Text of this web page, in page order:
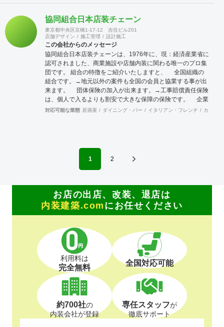
協同組合日本店装チェーン
東京都中央区京橋1-17-12 吉住ビル201
店舗デザイン
施工管理 設計施工
この会社からのメッセージ
協同組合日本店装チェーンは、1976年に、現：経済産業省に
認可されました、商業施設や店舗内装に関わる唯一のプロ集
団です。 組合の特徴をご紹介いたしますと、 全国組織の
組合です。→地元以外の案件も全国の会員と協業する事が出
来ます。 団体保険の加入が出来ます。→工事賠償責任保険
は、個人で入るよりも割安で大きな保障の保険です。 企業
訪問活動（クリニック）→会員企業を訪問し、その強みや仕
ちな建設業界に於いて、勝ち残るためには、会員同士の情報
交換を行いながら、組織的に活動を行う事が重要です。 ネッ
見交換することでより強固な絆を築きあげて行きます。 当組
合は、全国組織の利点を生かしてますます活発に活動して行
きます。ご賛同頂ける、同業者様のご加入をお待ちして居り
ます。
対応可能な業態 居酒屋 ダイニング・バー イタリアン・フレンチ カフェ
1 2
お店の出店、改装、退店は
内装建築.com にお任せください
利用料は
完全無料 全国対応可能
約700社の
内装会社が登録
専任スタッフが
徹底サポート